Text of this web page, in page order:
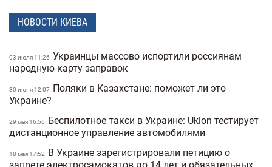
НОВОСТИ КИЕВА
03 июля 11:26 Украинцы массово испортили россиянам
народную карту заправок
30 июня 12:07
Поляки в Казахстане: поможет ли это
Украине?
29 мая 16:56
Беспилотное такси в Украине: Uklon тестирует
дистанционное управление автомобилями
18 мая 17:52
В Украине зарегистрировали петицию о